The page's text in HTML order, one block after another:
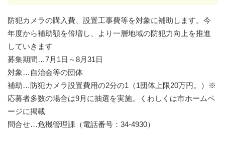
防犯カメラの購入費、設置工事費等を対象に補助します。今
年度から補助額を倍増し、より一層地域の防犯力向上を推進
していきます
募集期間…7月1日～8月31日
対象…自治会等の団体
補助…防犯カメラ設置費用の2分の1（1団体上限20万円。）※
応募者多数の場合は9月に抽選を実施。くわしくは市ホームペ
ージに掲載
問合せ…危機管理課（電話番号：34-4930）